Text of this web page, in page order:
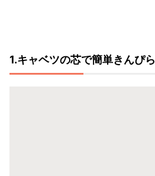
1.キャベツの芯で簡単きんぴら